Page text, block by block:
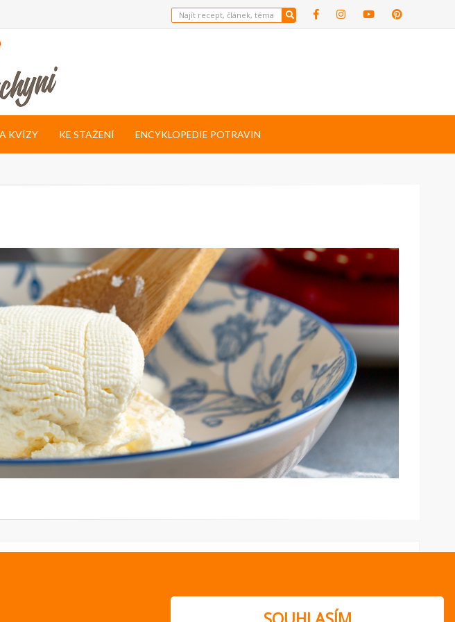
KVÍZY KE STAŽENÍ ENCYKLOPEDIE POTRAVIN